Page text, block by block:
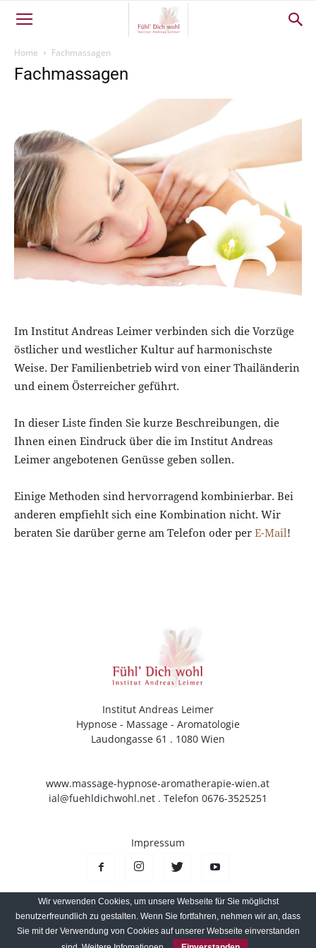
Home Fachmassagen
Fachmassagen
Im Institut Andreas Leimer verbinden sich die Vorzüge
östlicher und westlicher Kultur auf harmonischste
Weise. Der Familienbetrieb wird von einer Thailänderin
und einem Österreicher geführt.
In dieser Liste finden Sie kurze Beschreibungen, die
Ihnen einen Eindruck über die im Institut Andreas
Leimer angebotenen Genüsse geben sollen.
Einige Methoden sind hervorragend kombinierbar. Bei
anderen empfiehlt sich eine Kombination nicht. Wir
beraten Sie darüber gerne am Telefon oder per E-Mail!
Institut Andreas Leimer
Hypnose - Massage - Aromatologie
Laudongasse 61 . 1080 Wien
www.massage-hypnose-aromatherapie-wien.at
ial@fuehldichwohl.net. Telefon 0676-3525251
Impressum
© Copyright Newspaper WordPress Theme by TagDiv
Wir verwenden Cookies, um unsere Webseite für Sie möglichst
benutzerfreundlich zu gestalten. Wenn Sie fortfahren, nehmen wir an, dass
Sie mit der Verwendung von Cookies auf unserer Webseite einverstanden